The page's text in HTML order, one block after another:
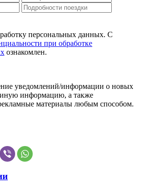
персональных данных. С
при обработке
ознакомлен.
уведомлений/информации о новых
иную информацию, а также
материалы любым способом.